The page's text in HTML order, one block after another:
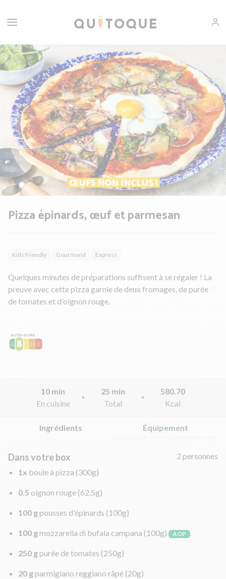
Pizza épinards, œuf et parmesan
Kids friendly Gourmand Express
Quelques minutes de préparations suffisent à se régaler ! La
preuve avec cette pizza garnie de deux fromages, de purée
de tomates et d'oignon rouge.
10 min
En cuisine
25 min
Total
580.70
Kcal
Ingrédients Équipement
Dans votre box
2 personnes
1x boule à pizza (300g)
0.5 oignon rouge (62.5g)
100 gpousses d'épinards (100g)
100 gmozzarella di bufala campana (100g) AOP
250 gpurée de tomates (250g)
20 gparmigiano reggiano râpé (20g)